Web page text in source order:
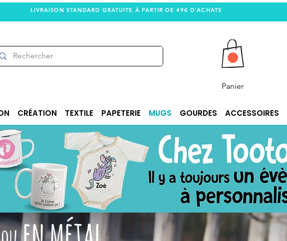
LIVRAISON STANDARD GRATUITE À PARTIR DE 49€ D'ACHATS
Panier
CRÉATION TEXTILE PAPETERIE MUGS GOURDES ACCESSOIRES